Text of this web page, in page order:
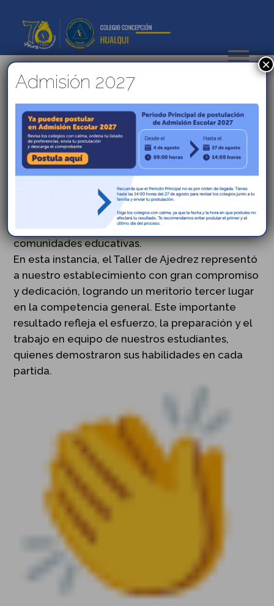
Participación del Taller de
Ajedrez en los Juegos de la
Fraternidad 2025
Nos llena de orgullo compartir que nuestro
colegio tuvo una destacada participación en la
XI Versión de los Juegos de la Fraternidad 2025,
un evento que promueve la sana competencia,
el respeto y el compañerismo entre distintas
comunidades educativas.
En esta instancia, el Taller de Ajedrez representó
a nuestro establecimiento con gran compromiso
y dedicación, logrando un meritorio tercer lugar
en la competencia general. Este importante
resultado refleja el esfuerzo, la preparación y el
trabajo en equipo de nuestros estudiantes,
quienes demostraron sus habilidades en cada
partida.
Admisión 2027
×